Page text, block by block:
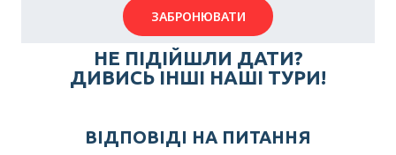
ЗАБРОНЮВАТИ
НE ПІДІЙШЛИ ДАТИ?
ДИВИСЬ ІНШІ НАШІ ТУРИ!
ВІДПОВІДІ НА ПИТАННЯ